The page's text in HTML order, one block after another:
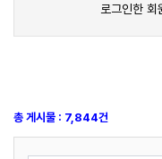
로그인한
총 게시물 : 7,844건